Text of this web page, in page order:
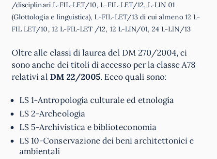
/disciplinari L-FIL-LET/10, L-FIL-LET/12, L-LIN 01
(Glottologia e linguistica), L-FIL-LET/13 di cui almeno 12 L-
FIL LET/10, 12 L-FIL-LET /12, 12 L-LIN/01, 24 L-LIN/13
Oltre alle classi di laurea del DM 270/2004, ci
sono anche dei titoli di accesso per la classe A78
relativi al DM 22/2005. Ecco quali sono:
LS 1-Antropologia culturale ed etnologia
LS 2-Archeologia
LS 5-Archivistica e biblioteconomia
LS 10-Conservazione dei beni architettonici e
ambientali